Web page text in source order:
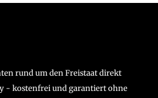
rund um den Freistaat direkt
- kostenfrei und garantiert ohne